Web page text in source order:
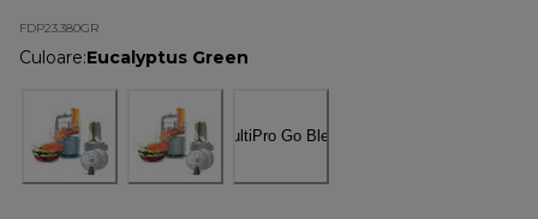
FDP23.380GR
Culoare:Eucalyptus Green